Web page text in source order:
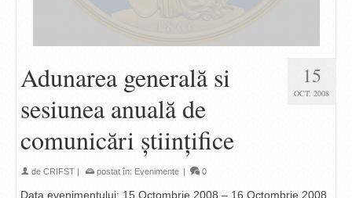
15
OCT. 2008
Adunarea generală si
sesiunea anuală de
comunicări ştiinţifice
de CRIFST | postat în: Evenimente | 0
Data evenimentului: 15 Octombrie 2008 – 16 Octombrie 2008